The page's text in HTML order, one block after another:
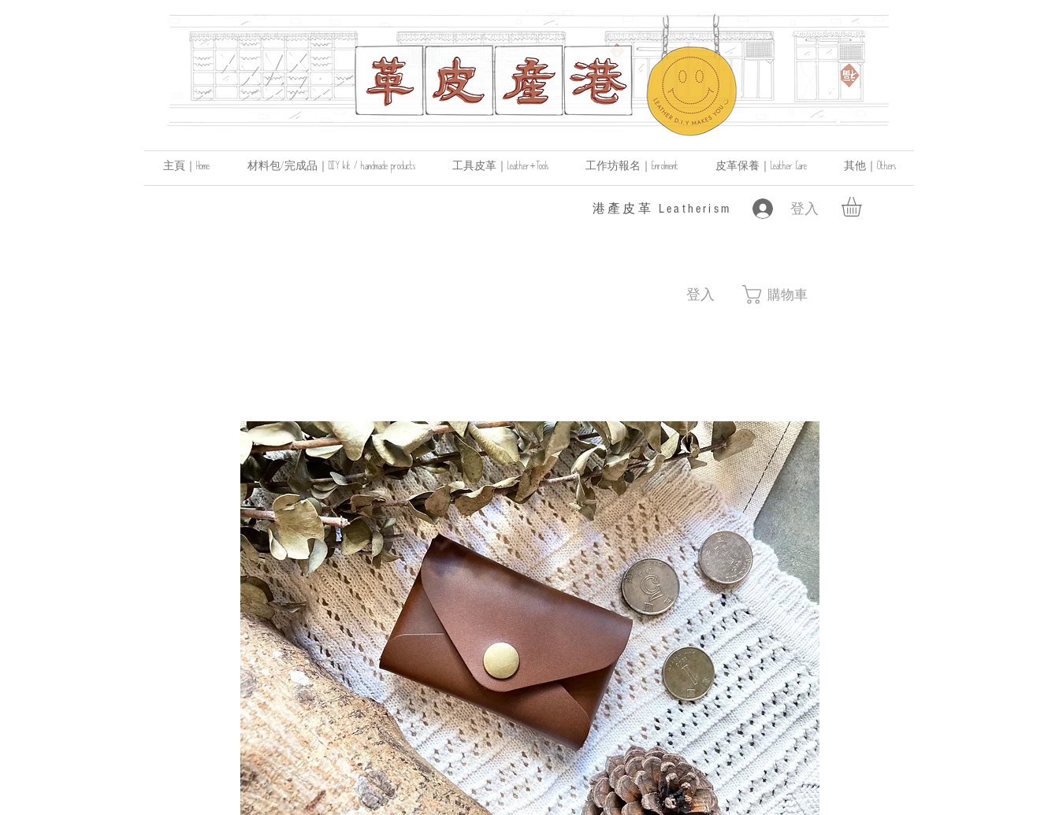
主頁｜Home 材料包/完成品｜DIY kit / handmade products 工具皮革｜Leather+Tools 工作坊報名｜Enrolment 皮革保養｜Leather Care 其他｜Others
登入
​港產皮革 Leatherism
登入 購物車